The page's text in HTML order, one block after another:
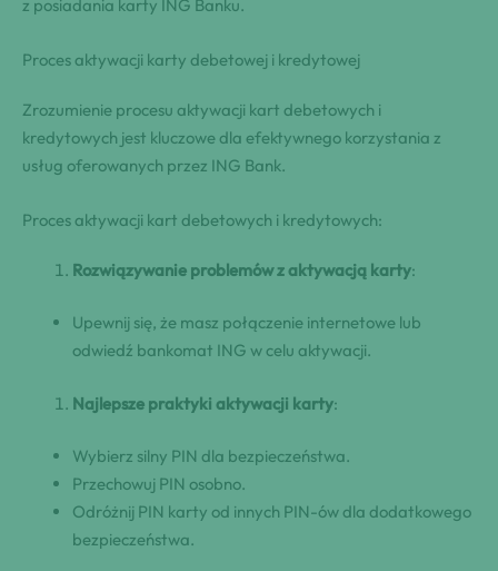
z posiadania karty ING Banku.
Proces aktywacji karty debetowej i kredytowej
Zrozumienie procesu aktywacji kart debetowych i
kredytowych jest kluczowe dla efektywnego korzystania z
usług oferowanych przez ING Bank.
Proces aktywacji kart debetowych i kredytowych:
Rozwiązywanie problemów z aktywacją karty:
Upewnij się, że masz połączenie internetowe lub
odwiedź bankomat ING w celu aktywacji.
Najlepsze praktyki aktywacji karty:
Wybierz silny PIN dla bezpieczeństwa.
Przechowuj PIN osobno.
Odróżnij PIN karty od innych PIN-ów dla dodatkowego
bezpieczeństwa.